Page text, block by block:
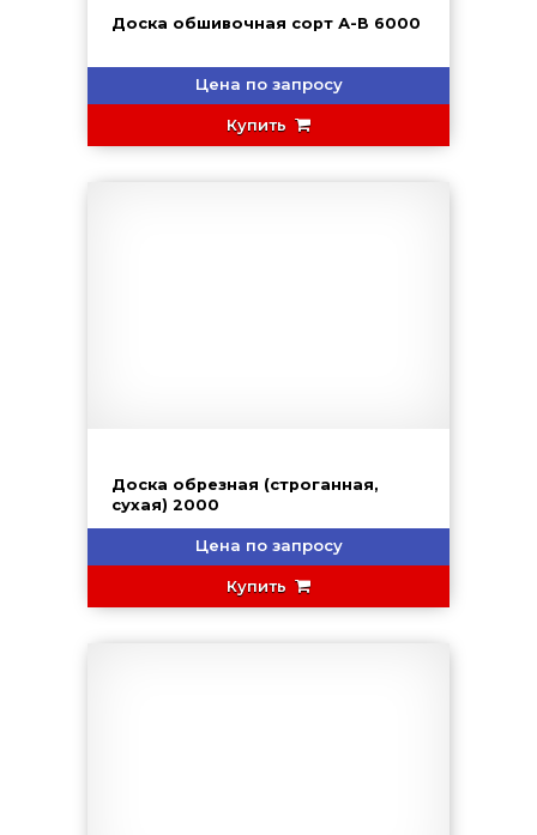
Доска обшивочная сорт А-В 6000
Цена по запросу
Купить
Доска обрезная (строганная,
сухая) 2000
Цена по запросу
Купить